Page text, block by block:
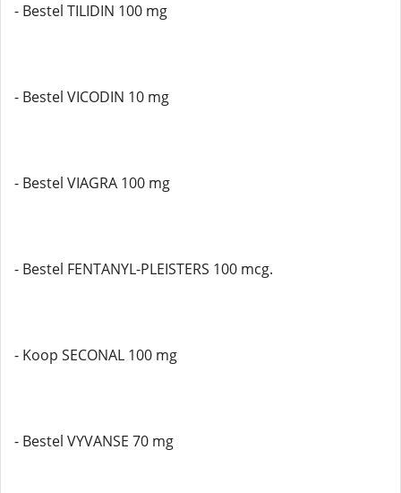
- Bestel TILIDIN 100 mg
- Bestel VICODIN 10 mg
- Bestel VIAGRA 100 mg
- Bestel FENTANYL-PLEISTERS 100 mcg.
- Koop SECONAL 100 mg
- Bestel VYVANSE 70 mg